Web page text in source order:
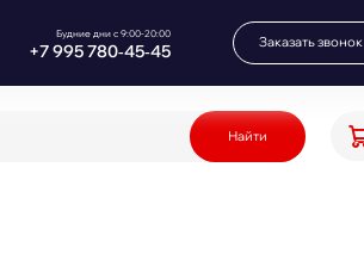
Будние дни с 9:00-20:00
+7 995 780‑45‑45 Заказать звонок
Найти